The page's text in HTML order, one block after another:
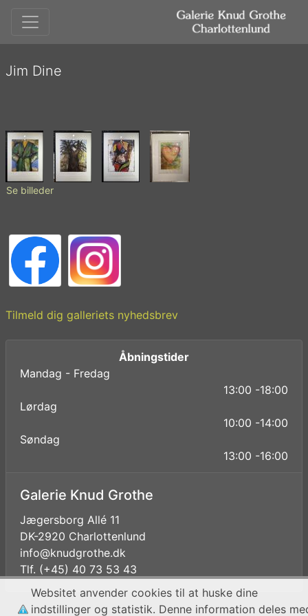
Jim Dine
Se billeder
Tilmeld dig galleriets nyhedsbrev
Åbningstider
Mandag - Fredag
13:00 -18:00
Lørdag
10:00 -14:00
Søndag
13:00 -16:00
Galerie Knud Grothe
Jægersborg Allé 11
DK-2920 Charlottenlund
info@knudgrothe.dk
Tlf. (+45) 40 73 53 43
Websitet anvender cookies til at huske dine
indstillinger og statistik. Denne information deles